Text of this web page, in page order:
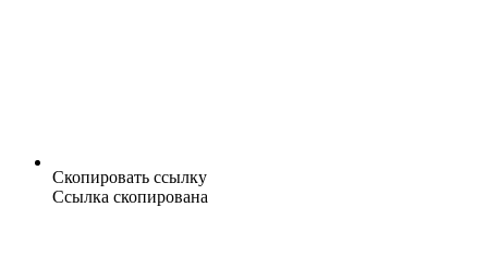
Скопировать ссылку
Ссылка скопирована